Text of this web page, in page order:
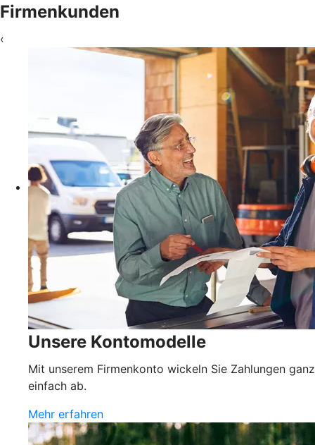
Firmenkunden
‹
Unsere Kontomodelle
Mit unserem Firmenkonto wickeln Sie Zahlungen ganz
einfach ab.
Mehr erfahren